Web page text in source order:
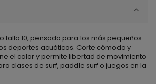
talla 10, pensado para los más pequeños
deportes acuáticos. Corte cómodo y
el calor y permite libertad de movimiento
clases de surf, paddle surf o juegos en la